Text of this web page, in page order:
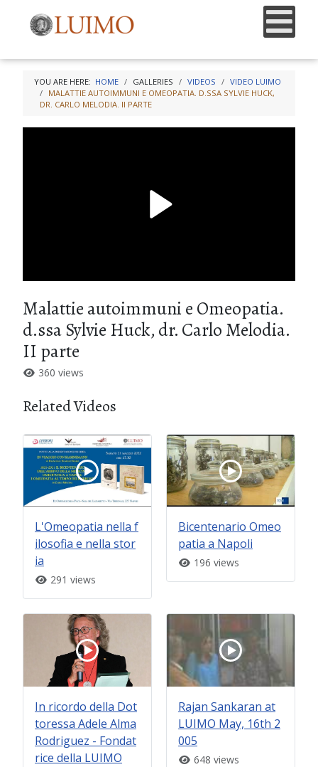
YOU ARE HERE: HOME GALLERIES VIDEOS
VIDEO LUIMO
MALATTIE AUTOIMMUNI E OMEOPATIA. D.SSA SYLVIE HUCK,
DR. CARLO MELODIA. II PARTE
Malattie autoimmuni e Omeopatia.
d.ssa Sylvie Huck, dr. Carlo Melodia.
II parte
360 views
Related Videos
L'Omeopatia nella f
ilosofia e nella stor
ia
291 views
Bicentenario Omeo
patia a Napoli
196 views
In ricordo della Dot
toressa Adele Alma
Rodriguez - Fondat
rice della LUIMO
Rajan Sankaran at
LUIMO May, 16th 2
005
648 views